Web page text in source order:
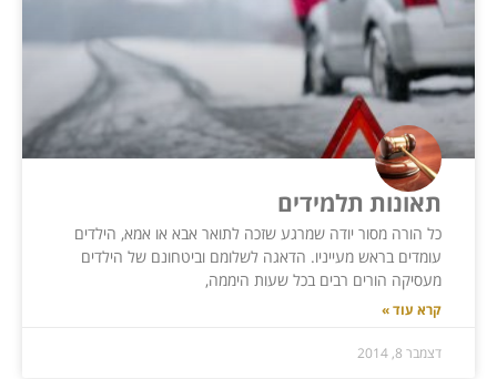
תאונות תלמידים
כל הורה מסור יודה שמרגע שזכה לתואר אבא או אמא, הילדים
עומדים בראש מעייניו. הדאגה לשלומם וביטחונם של הילדים
מעסיקה הורים רבים בכל שעות היממה,
קרא עוד »
דצמבר 8, 2014